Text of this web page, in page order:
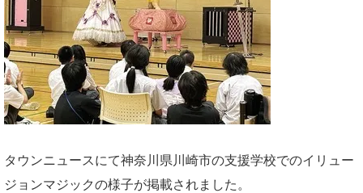
タウンニュースにて神奈川県川崎市の支援学校でのイリュー
ジョンマジックの様子が掲載されました。